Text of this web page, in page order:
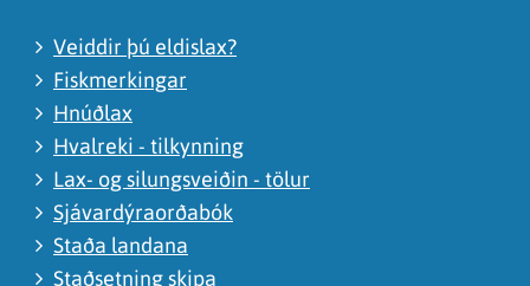
Veiddir þú eldislax?
Fiskmerkingar
Hnúðlax
Hvalreki - tilkynning
Lax- og silungsveiðin - tölur
Sjávardýraorðabók
Staða landana
Staðsetning skipa